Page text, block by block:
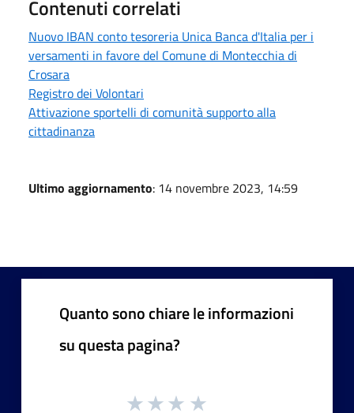
Contenuti correlati
Nuovo IBAN conto tesoreria Unica Banca d'Italia per i
versamenti in favore del Comune di Montecchia di
Crosara
Registro dei Volontari
Attivazione sportelli di comunità supporto alla
cittadinanza
Ultimo aggiornamento: 14 novembre 2023, 14:59
Quanto sono chiare le informazioni
su questa pagina?